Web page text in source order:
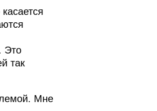
Это
так
Мне